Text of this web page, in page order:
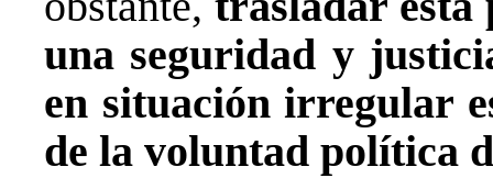
una seguridad y
en situación irregular
de la voluntad política